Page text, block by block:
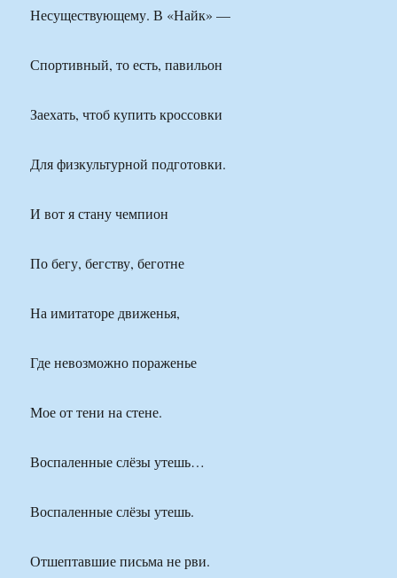
Несуществующему. В «Найк» —
Спортивный, то есть, павильон
Заехать, чтоб купить кроссовки
Для физкультурной подготовки.
И вот я стану чемпион
По бегу, бегству, беготне
На имитаторе движенья,
Где невозможно пораженье
Мое от тени на стене.
Воспаленные слёзы утешь…
Воспаленные слёзы утешь.
Отшептавшие письма не рви.